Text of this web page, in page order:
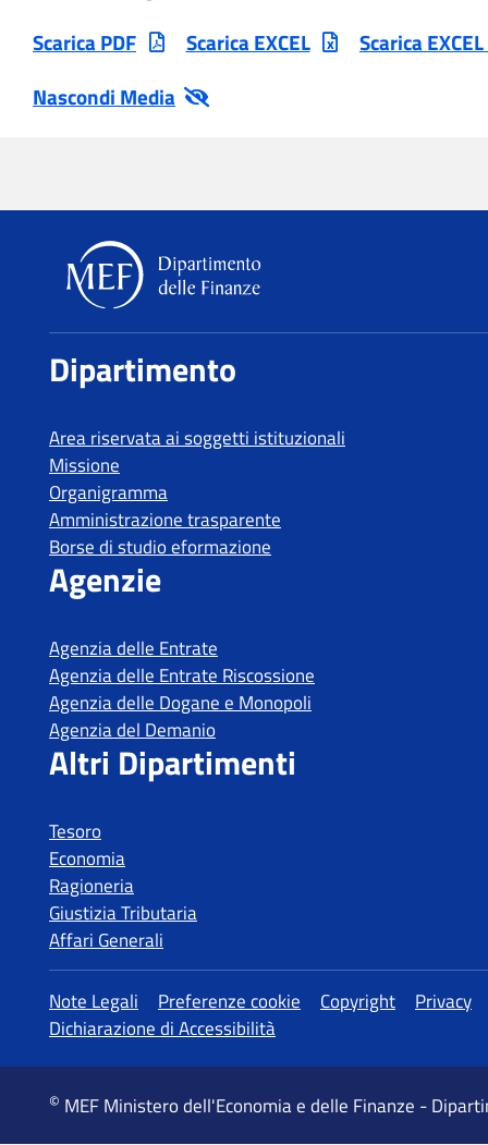
Tesoro
Economia
Ragioneria
Giustizia Tributaria
Affari Generali
MEF Ministero dell'Economia e delle Finanze -